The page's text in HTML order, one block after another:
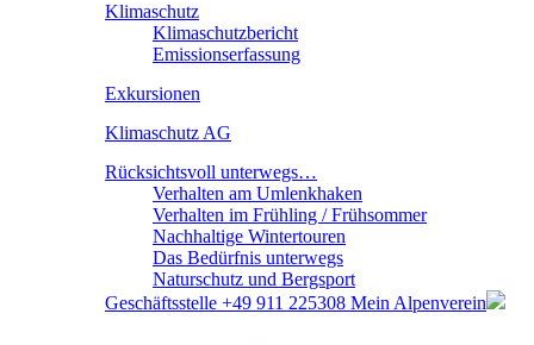
Klimaschutz
Klimaschutzbericht
Emissionserfassung
Exkursionen
Klimaschutz AG
Rücksichtsvoll unterwegs…
Verhalten am Umlenkhaken
Verhalten im Frühling / Frühsommer
Nachhaltige Wintertouren
Das Bedürfnis unterwegs
Naturschutz und Bergsport
Geschäftsstelle +49 911 225308 Mein Alpenverein